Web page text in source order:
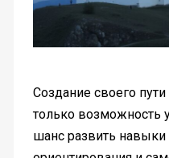
Создание своего
только возможность
шанс развить навыки